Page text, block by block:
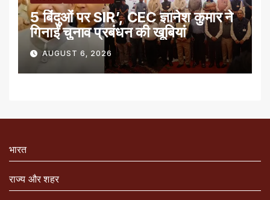
5 बिंदुओं पर SIR’, CEC ज्ञानेश कुमार ने
गिनाईं चुनाव प्रबंधन की खूबियां
AUGUST 6, 2026
भारत
राज्य और शहर